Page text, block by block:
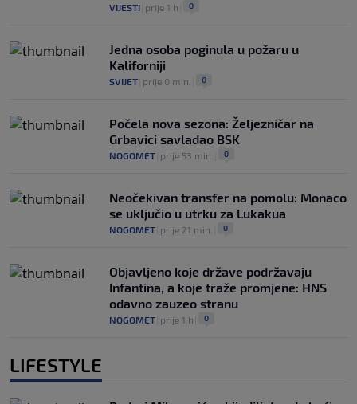
VIJESTI prije 1 h 0
Jedna osoba poginula u požaru u
Kaliforniji
SVIJET prije 0 min. 0
Počela nova sezona: Željezničar na
Grbavici savladao BSK
NOGOMET prije 53 min. 0
Neočekivan transfer na pomolu: Monaco
se uključio u utrku za Lukakua
NOGOMET prije 21 min. 0
Objavljeno koje države podržavaju
Infantina, a koje traže promjene: HNS
odavno zauzeo stranu
NOGOMET prije 1 h 0
LIFESTYLE